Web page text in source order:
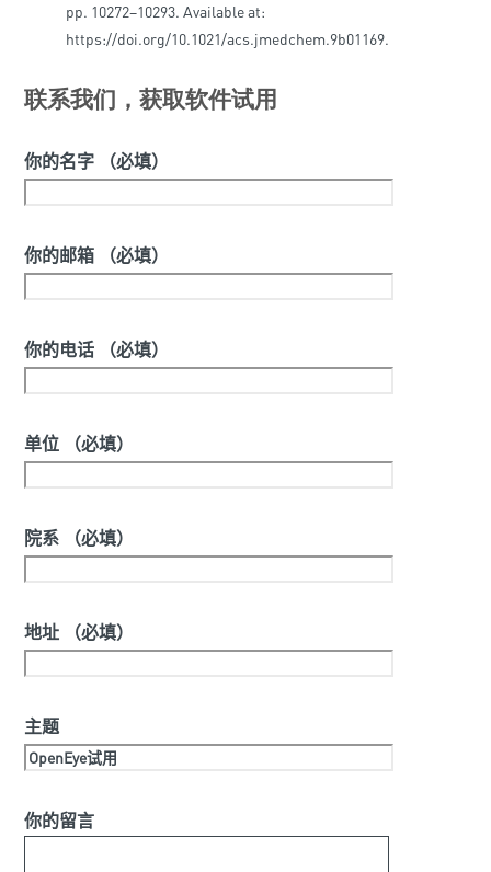
pp. 10272–10293. Available at:
https://doi.org/10.1021/acs.jmedchem.9b01169.
联系我们，获取软件试用
你的名字 （必填）
你的邮箱 （必填）
你的电话 （必填）
单位 （必填）
院系 （必填）
地址 （必填）
主题
你的留言